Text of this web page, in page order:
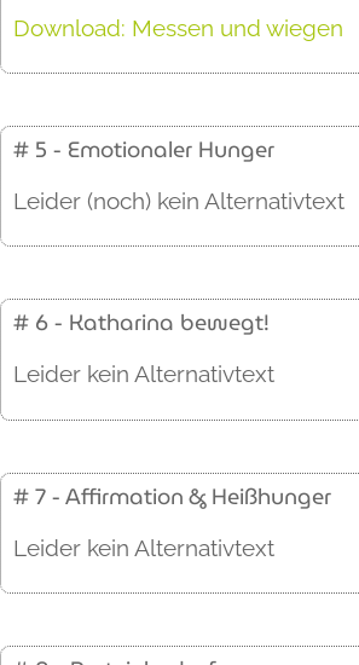
Download: Messen und wiegen
# 5 - Emotionaler Hunger
Leider (noch) kein Alternativtext
# 6 - Katharina bewegt!
Leider kein Alternativtext
# 7 - Affirmation & Heißhunger
Leider kein Alternativtext